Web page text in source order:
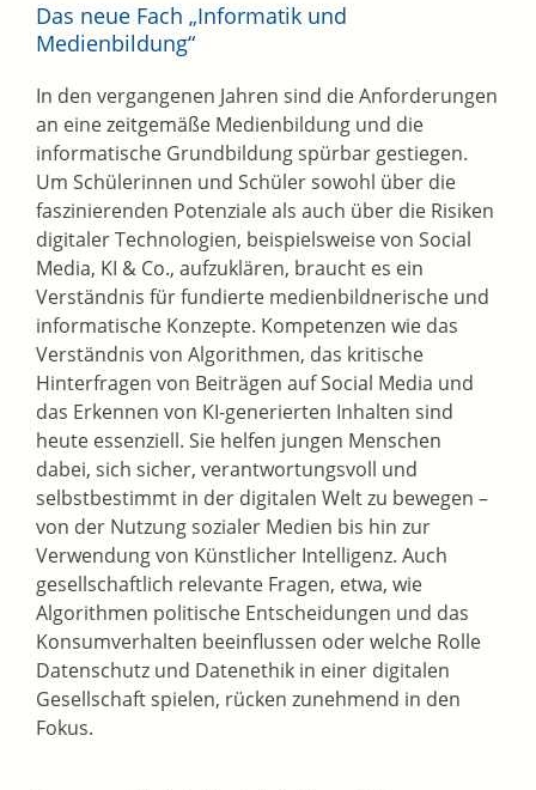
Das neue Fach „Informatik und
Medienbildung“
In den vergangenen Jahren sind die Anforderungen
an eine zeitgemäße Medienbildung und die
informatische Grundbildung spürbar gestiegen.
Um Schülerinnen und Schüler sowohl über die
faszinierenden Potenziale als auch über die Risiken
digitaler Technologien, beispielsweise von Social
Media, KI & Co., aufzuklären, braucht es ein
Verständnis für fundierte medienbildnerische und
informatische Konzepte. Kompetenzen wie das
Verständnis von Algorithmen, das kritische
Hinterfragen von Beiträgen auf Social Media und
das Erkennen von KI-generierten Inhalten sind
heute essenziell. Sie helfen jungen Menschen
dabei, sich sicher, verantwortungsvoll und
selbstbestimmt in der digitalen Welt zu bewegen –
von der Nutzung sozialer Medien bis hin zur
Verwendung von Künstlicher Intelligenz. Auch
gesellschaftlich relevante Fragen, etwa, wie
Algorithmen politische Entscheidungen und das
Konsumverhalten beeinflussen oder welche Rolle
Datenschutz und Datenethik in einer digitalen
Gesellschaft spielen, rücken zunehmend in den
Fokus.